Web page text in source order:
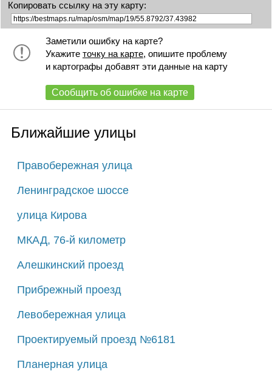
Копировать ссылку на эту карту:
Заметили ошибку на карте?
Укажите точку на карте, опишите проблему
и картографы добавят эти данные на карту
Сообщить об ошибке на карте
Ближайшие улицы
Правобережная улица
Ленинградское шоссе
улица Кирова
МКАД, 76-й километр
Алешкинский проезд
Прибрежный проезд
Левобережная улица
Проектируемый проезд №6181
Планерная улица